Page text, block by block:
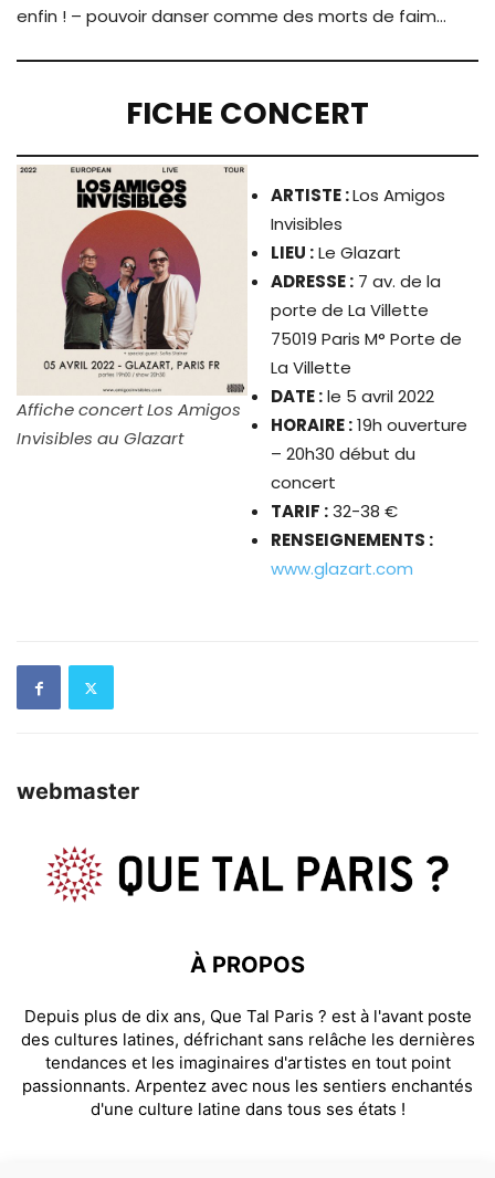
enfin ! – pouvoir danser comme des morts de faim…
FICHE CONCERT
Affiche concert Los Amigos
Invisibles au Glazart
ARTISTE :Los Amigos
Invisibles
LIEU :Le Glazart
ADRESSE : 7 av. de la
porte de La Villette
75019 Paris M° Porte de
La Villette
DATE :le 5 avril 2022
HORAIRE :19h ouverture
– 20h30 début du
concert
TARIF :32-38 €
RENSEIGNEMENTS :
www.glazart.com
webmaster
À PROPOS
Depuis plus de dix ans, Que Tal Paris ? est à l'avant poste
des cultures latines, défrichant sans relâche les dernières
tendances et les imaginaires d'artistes en tout point
passionnants. Arpentez avec nous les sentiers enchantés
d'une culture latine dans tous ses états !